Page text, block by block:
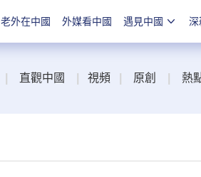
老外在中國 外媒看中國 遇見中國 深
直觀中國 視頻 原創 熱